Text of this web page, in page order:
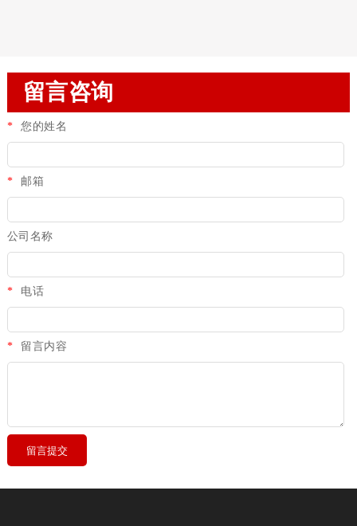
留言咨询
* 您的姓名
* 邮箱
公司名称
* 电话
* 留言内容